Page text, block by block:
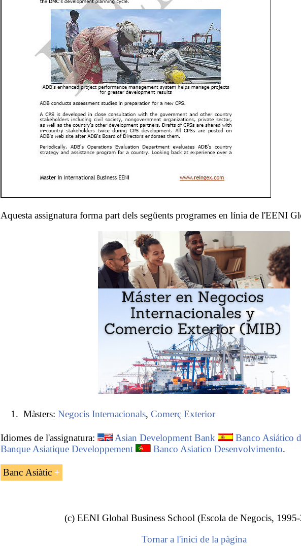
Aquesta assignatura forma part dels següents programes en línia de l'EENI
Màsters: Negocis Internacionals, Comerç Exterior
Idiomes de l'assignatura: Asian Development Bank
Banco Asiático
Banque Asiatique Developpement
Banco Asiatico Desenvolvimento.
Banc Asiàtic
desenvolupament dedicat a la reducció de la pobresa a l'Àsia i el Pacífic
(c) EENI Global Business School (Escola de Negocis,
Tornar a l'inici de la pàgina